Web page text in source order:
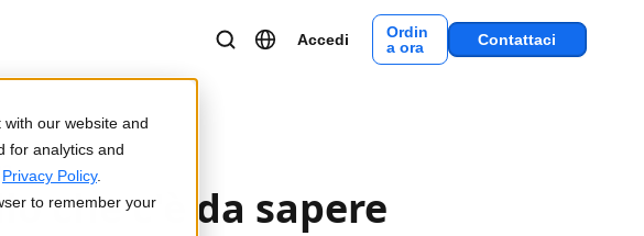
our website and
for analytics and
Privacy Policy.
to remember your
Accedi
Ordin
a ora
Contattaci
che c'è da sapere